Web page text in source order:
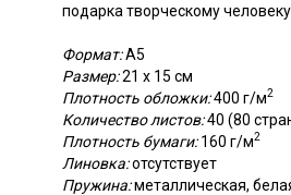
подарка творческому человеку.
Формат:А5
Размер:21 х 15 см
Плотность обложки:400 г/м2
Количество листов:40 (80
Плотность бумаги:160 г/м2
Линовка:отсутствует
Пружина:металлическая,